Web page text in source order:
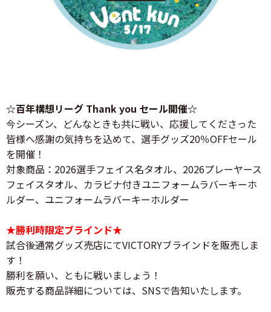
☆百年構想リーグ Thank you セール開催☆
今シーズン、どんなときも共に戦い、応援してくださった
皆様へ感謝の気持ちを込めて、選手グッズ20％OFFセール
を開催！
対象商品：2026選手フェイス名タオル、2026プレーヤース
フェイスタオル、カラビナ付きユニフォームラバーキーホ
ルダー、ユニフォームラバーキーホルダー
★勝利時限定ブラインド★
試合後通常グッズ売店にてVICTORYブラインドを販売しま
す！
勝利を願い、ともに戦いましょう！
販売する商品詳細については、SNSで告知いたします。